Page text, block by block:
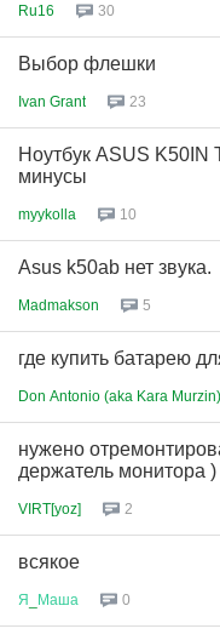
Ru16 30
Выбор флешки
Ivan Grant 23
Ноутбук ASUS K50IN
минусы
myykolla 10
Asus k50ab нет звука.
Madmakson 5
где купить батарею
Don Antonio (aka Kara Murzin)
нужено
держатель монитора )
VIRT[yoz] 2
всякое
Я Маша 0